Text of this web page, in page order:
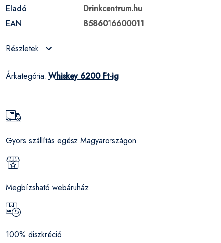
Eladó
Drinkcentrum.hu
EAN
8586016600011
Részletek
Árkategória: Whiskey 6200 Ft-ig
Gyors szállítás egész Magyarországon
Megbízsható webáruház
100% diszkréció